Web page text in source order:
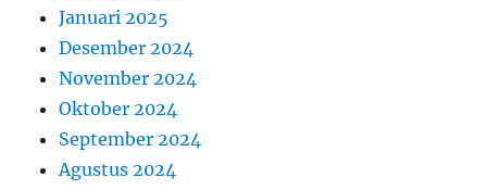
Januari 2025
Desember 2024
November 2024
Oktober 2024
September 2024
Agustus 2024